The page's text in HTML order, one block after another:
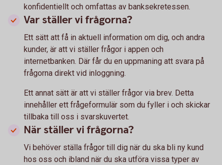
konfidentiellt och omfattas av banksekretessen.
Var ställer vi frågorna?
Ett sätt att få in aktuell information om dig, och andra
kunder, är att vi ställer frågor i appen och
internetbanken. Där får du en uppmaning att svara på
frågorna direkt vid inloggning.
Ett annat sätt är att vi ställer frågor via brev. Detta
innehåller ett frågeformulär som du fyller i och skickar
tillbaka till oss i svarskuvertet.
När ställer vi frågorna?
Vi behöver ställa frågor till dig när du ska bli ny kund
hos oss och ibland när du ska utföra vissa typer av